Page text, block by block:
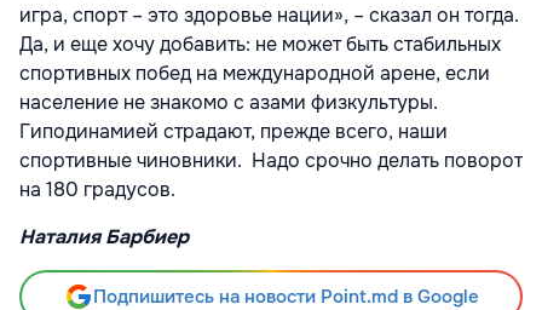
игра, спорт – это здоровье нации», – сказал он тогда.
Да, и еще хочу добавить: не может быть стабильных
спортивных побед на международной арене, если
население не знакомо с азами физкультуры.
Гиподинамией страдают, прежде всего, наши
спортивные чиновники. Надо срочно делать поворот
на 180 градусов.
Наталия Барбиер
Подпишитесь на новости Point.md в Google